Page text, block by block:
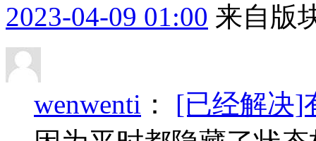
2023-04-09 01:00 来自版
wenwenti ： [已经解决]